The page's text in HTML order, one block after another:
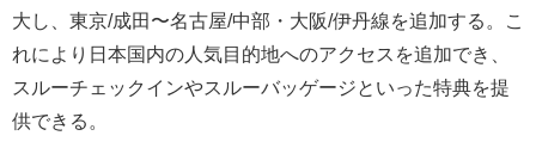
大し、東京/成田〜名古屋/中部・大阪/伊丹線を追加する。こ
れにより日本国内の人気目的地へのアクセスを追加でき、
スルーチェックインやスルーバッゲージといった特典を提
供できる。